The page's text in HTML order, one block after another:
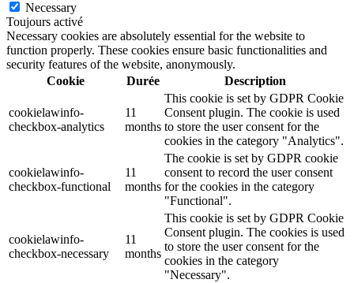
Necessary
Toujours activé
Necessary cookies are absolutely essential for the website to
function properly. These cookies ensure basic functionalities and
security features of the website, anonymously.
Cookie
Durée Description
cookielawinfo-
checkbox-analytics
11
months
This cookie is set by GDPR Cookie
Consent plugin. The cookie is used
to store the user consent for the
cookies in the category "Analytics".
cookielawinfo-
checkbox-functional
11
months
The cookie is set by GDPR cookie
consent to record the user consent
for the cookies in the category
"Functional".
cookielawinfo-
checkbox-necessary
11
months
This cookie is set by GDPR Cookie
Consent plugin. The cookies is used
to store the user consent for the
cookies in the category
"Necessary".